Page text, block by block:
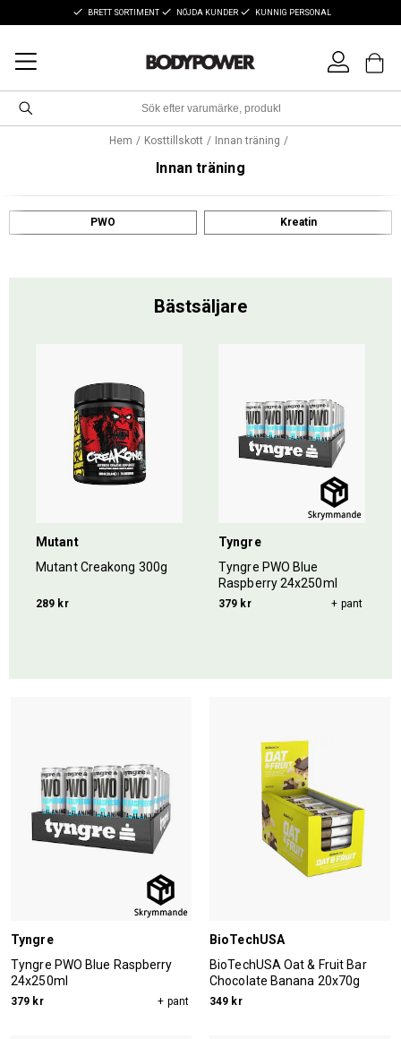
BRETT SORTIMENT NÖJDA KUNDER KUNNIG PERSONAL
Hem Kosttillskott Innan träning
Innan träning
PWO Kreatin
Bästsäljare
Mutant
Mutant Creakong 300g
289 kr
Tyngre
Tyngre PWO Blue
Raspberry 24x250ml
379 kr + pant
Tyngre
Tyngre PWO Blue Raspberry
24x250ml
379 kr + pant
BioTechUSA
BioTechUSA Oat & Fruit Bar
Chocolate Banana 20x70g
349 kr